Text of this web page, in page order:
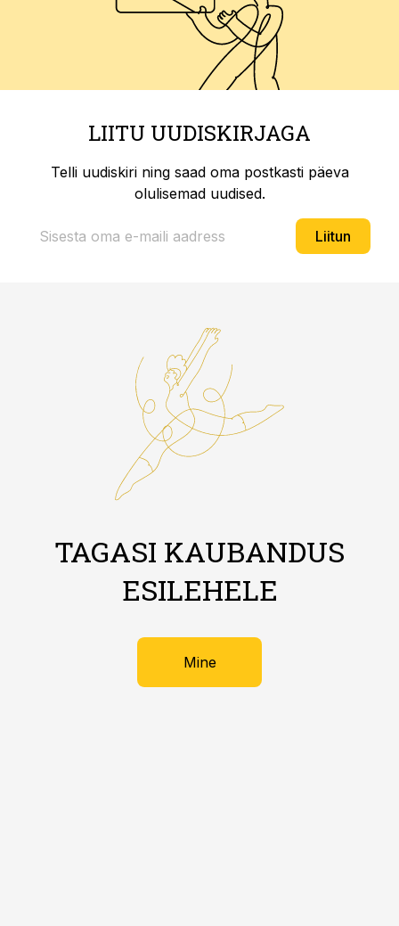
LIITU UUDISKIRJAGA
Telli uudiskiri ning saad oma postkasti päeva
olulisemad uudised.
Liitun
TAGASI KAUBANDUS
ESILEHELE
Mine